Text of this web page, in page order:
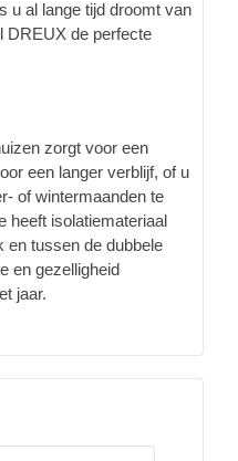
u al lange tijd droomt van
DREUX de perfecte
zorgt voor een
een langer verblijf, of u
of wintermaanden te
heeft isolatiemateriaal
en tussen de dubbele
en gezelligheid
jaar.